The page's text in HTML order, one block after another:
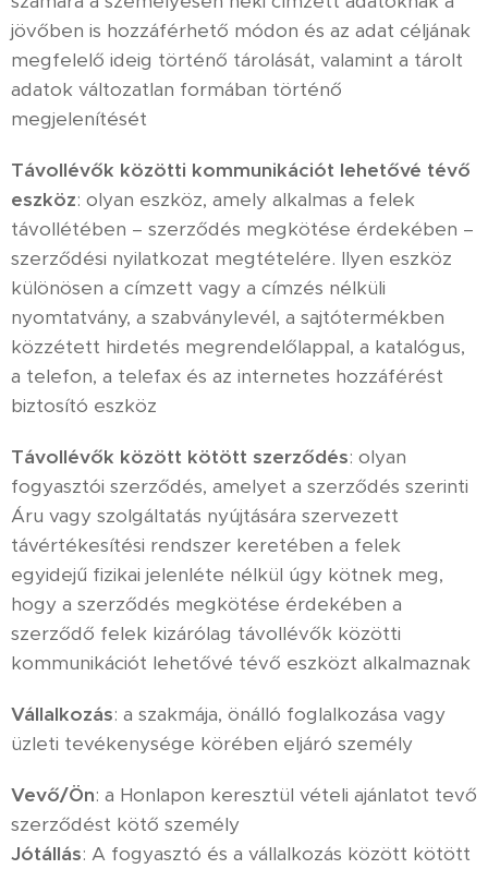
jövőben is hozzáférhető módon és az adat céljának
megfelelő ideig történő tárolását, valamint a tárolt
adatok változatlan formában történő
megjelenítését
Távollévők közötti kommunikációt lehetővé tévő
eszköz: olyan eszköz, amely alkalmas a felek
távollétében – szerződés megkötése érdekében –
szerződési nyilatkozat megtételére. Ilyen eszköz
különösen a címzett vagy a címzés nélküli
nyomtatvány, a szabványlevél, a sajtótermékben
közzétett hirdetés megrendelőlappal, a katalógus,
a telefon, a telefax és az internetes hozzáférést
biztosító eszköz
Távollévők között kötött szerződés: olyan
fogyasztói szerződés, amelyet a szerződés szerinti
Áru vagy szolgáltatás nyújtására szervezett
távértékesítési rendszer keretében a felek
egyidejű fizikai jelenléte nélkül úgy kötnek meg,
hogy a szerződés megkötése érdekében a
szerződő felek kizárólag távollévők közötti
kommunikációt lehetővé tévő eszközt alkalmaznak
Vállalkozás: a szakmája, önálló foglalkozása vagy
üzleti tevékenysége körében eljáró személy
Vevő/Ön: a Honlapon keresztül vételi ajánlatot tevő
szerződést kötő személy
Jótállás: A fogyasztó és a vállalkozás között kötött